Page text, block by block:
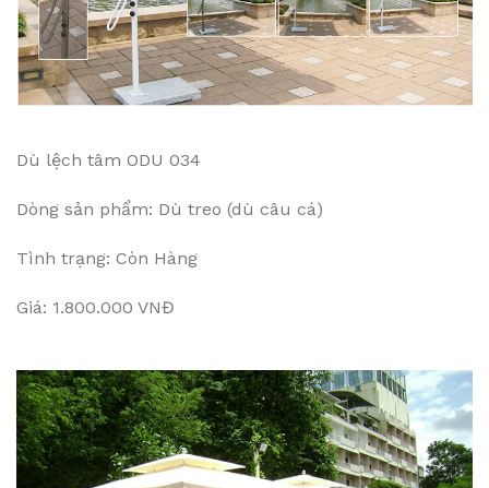
Dù lệch tâm ODU 034
Dòng sản phẩm: Dù treo (dù câu cá)
Tình trạng: Còn Hàng
Giá: 1.800.000 VNĐ